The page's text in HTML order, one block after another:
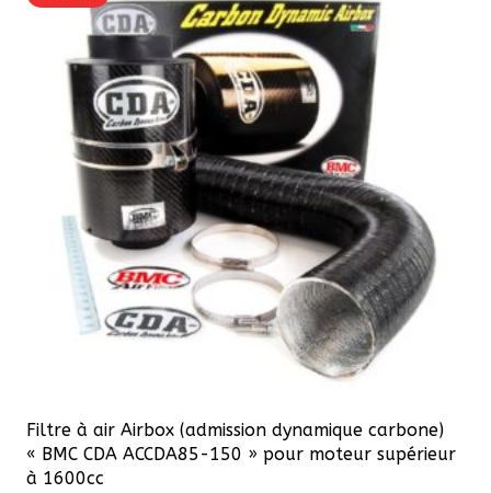
Filtre à air Airbox (admission dynamique carbone)
« BMC CDA ACCDA85-150 » pour moteur supérieur
à 1600cc